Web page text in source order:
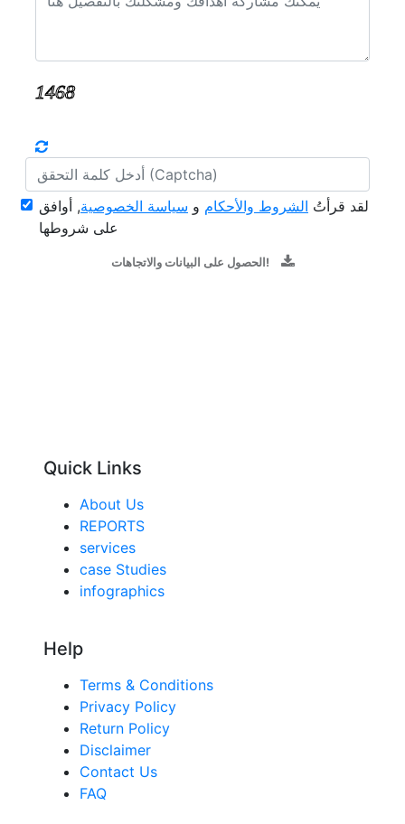
لقد قرأتُ الشروط والأحكام و سياسة الخصوصية, أوافق
على شروطها
الحصول على البيانات والاتجاهات!
Quick Links
About Us
REPORTS
services
case Studies
infographics
Help
Terms & Conditions
Privacy Policy
Return Policy
Disclaimer
Contact Us
FAQ